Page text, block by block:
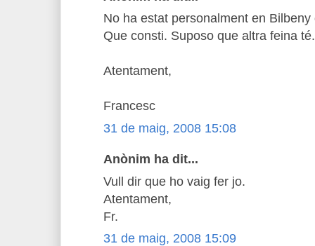
No ha estat personalment en
Que consti. Suposo que altra feina té.
Atentament,
Francesc
31 de maig, 2008 15:08
Anònim ha dit...
Vull dir que ho vaig fer jo.
Atentament,
Fr.
31 de maig, 2008 15:09